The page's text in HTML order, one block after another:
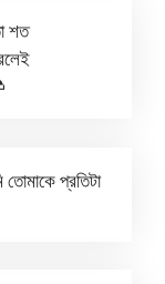
শত
প্রতিটা